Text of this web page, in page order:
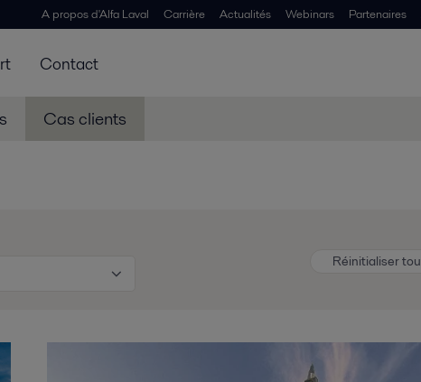
A propos d'Alfa Laval Carrière Actualités Webinars Partenaires
Contact
Cas clients
Réinitialiser